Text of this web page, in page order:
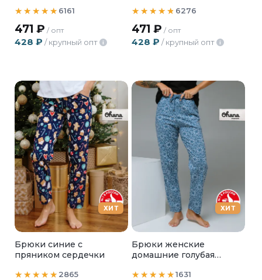
6161
471 ₽ / опт
428 ₽ / крупный опт i
6276
471 ₽ / опт
428 ₽ / крупный опт i
ХИТ
Брюки синие с
пряником сердечки
2865
ХИТ
Брюки женские
домашние голубая
1631